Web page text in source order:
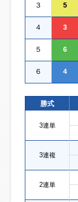
３ 5
４ 3
５ 6
６ 4
勝式
3連単
3連複
2連単